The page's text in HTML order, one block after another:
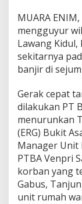
MUARA
mengguyur
Lawang
sekitarnya
banjir di
Gerak cepat
dilakukan PT
menurunkan
(ERG) Bukit
Manager Unit
PTBA Venpri
korban yang
Gabus,
unit rumah